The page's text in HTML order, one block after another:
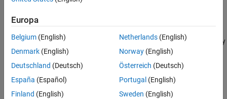
Inicie sesión para comprobar los requisitos, conectarse a la nube y
acceder al almacenamiento en la nube.
Suba archivos desde un ordenador o desde un dispositivo móvil a
suMATLAB Drive
Europa
Belgium (English)
Denmark (English)
Deutschland (Deutsch)
España (Español)
Finland (English)
Netherlands(English)
Norway(English)
Österreich (Deutsch)
Portugal (English)
Sweden (English)